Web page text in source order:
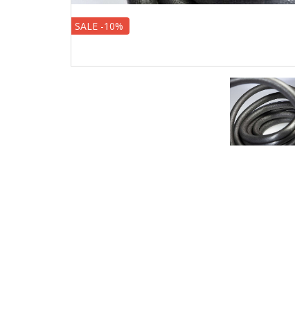
SALE -10%